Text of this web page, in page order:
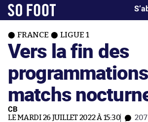
FRANCE LIGUE 1
Vers la fin des
matchs
CB
LE MARDI 26 JUILLET 2022 À 15:30 207